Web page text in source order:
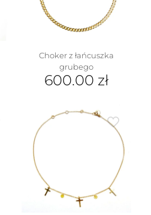
stronie
Choker z łańcuszka
grubego
600.00 zł